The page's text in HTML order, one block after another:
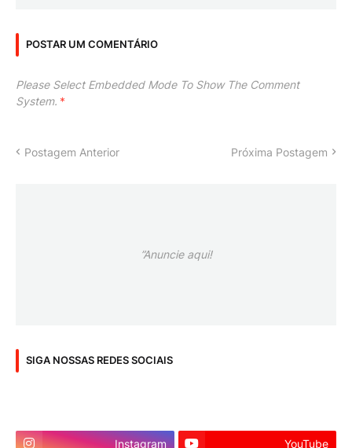
POSTAR UM COMENTÁRIO
Please Select Embedded Mode To Show The Comment
System. *
Postagem Anterior Próxima Postagem
”Anuncie aqui!
SIGA NOSSAS REDES SOCIAIS
Instagram YouTube